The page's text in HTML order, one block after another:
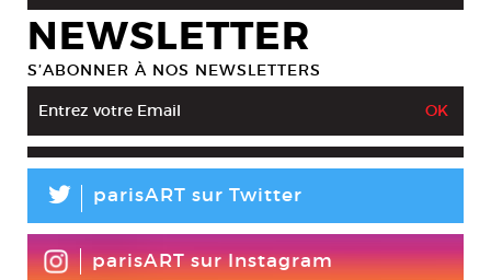
NEWSLETTER
S’ABONNER À NOS NEWSLETTERS
L parisART sur Twitter
parisART sur Instagram